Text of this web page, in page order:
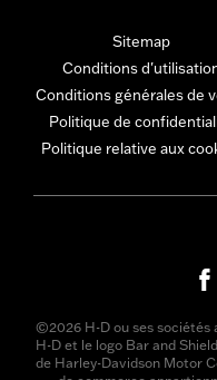
Sitemap
Conditions
Conditions générales de
Politique de
Politique relative aux
©2026 H-D ou ses sociétés
H-D et le logo Bar and
de Harley-Davidson Motor